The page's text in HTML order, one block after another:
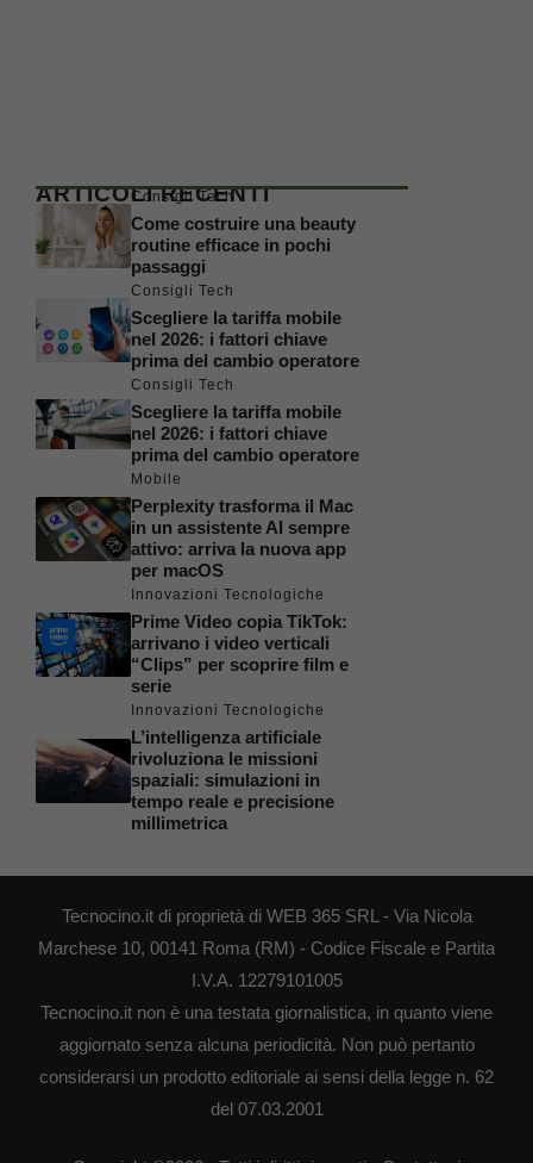
ARTICOLI RECENTI
Consigli Tech
Come costruire una beauty
routine efficace in pochi
passaggi
Consigli Tech
Scegliere la tariffa mobile
nel 2026: i fattori chiave
prima del cambio operatore
Consigli Tech
Scegliere la tariffa mobile
nel 2026: i fattori chiave
prima del cambio operatore
Mobile
Perplexity trasforma il Mac
in un assistente AI sempre
attivo: arriva la nuova app
per macOS
Innovazioni Tecnologiche
Prime Video copia TikTok:
arrivano i video verticali
“Clips” per scoprire film e
serie
Innovazioni Tecnologiche
L’intelligenza artificiale
rivoluziona le missioni
spaziali: simulazioni in
tempo reale e precisione
millimetrica
Tecnocino.it di proprietà di WEB 365 SRL - Via Nicola
Marchese 10, 00141 Roma (RM) - Codice Fiscale e Partita
I.V.A. 12279101005
Tecnocino.it non è una testata giornalistica, in quanto viene
aggiornato senza alcuna periodicità. Non può pertanto
considerarsi un prodotto editoriale ai sensi della legge n. 62
del 07.03.2001